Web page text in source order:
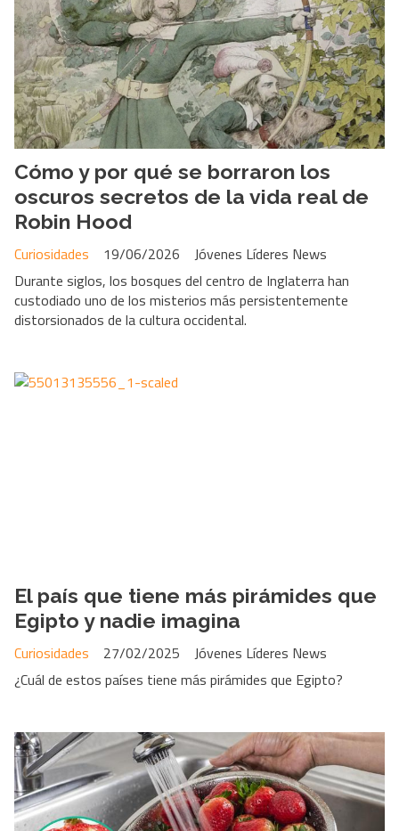
Cómo y por qué se borraron los
oscuros secretos de la vida real de
Robin Hood
Jóvenes Líderes News
Curiosidades
19/06/2026
Durante siglos, los bosques del centro de Inglaterra han
custodiado uno de los misterios más persistentemente
distorsionados de la cultura occidental.
El país que tiene más pirámides que
Egipto y nadie imagina
Jóvenes Líderes News
Curiosidades
27/02/2025
¿Cuál de estos países tiene más pirámides que Egipto?